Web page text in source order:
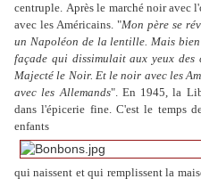
centruple. Après le marché noir avec
avec les Américains. "Mon père se
un Napoléon de la lentille. Mais
façade qui dissimulait aux yeux
Majecté le Noir. Et le noir avec les
avec les Allemands". En 1945, la
dans l'épicerie fine. C'est le temps
enfants
qui naissent et qui remplissent la